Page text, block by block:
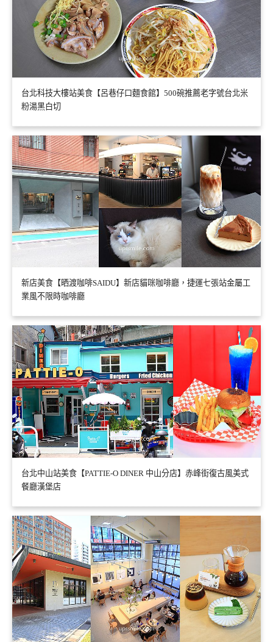
台北科技大樓站美食【呂巷仔口麵食館】500碗推薦老字號台北米
粉湯黑白切
新店美食【晒渡咖啡SAIDU】新店貓咪咖啡廳，捷運七張站金屬工
業風不限時咖啡廳
台北中山站美食【PATTIE-O DINER 中山分店】赤峰街復古風美式
餐廳漢堡店